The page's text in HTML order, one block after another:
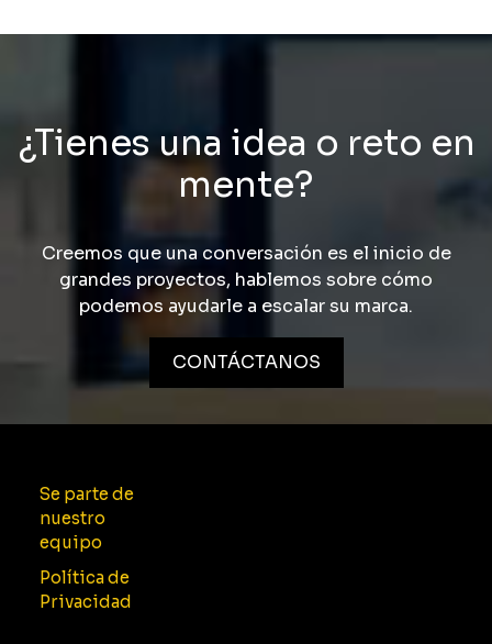
¿Tienes una idea o reto en
mente?
Creemos que una conversación es el inicio de
grandes proyectos, hablemos sobre cómo
podemos ayudarle a escalar su marca.
CONTÁCTANOS
Se parte de
nuestro
equipo
Política de
Privacidad